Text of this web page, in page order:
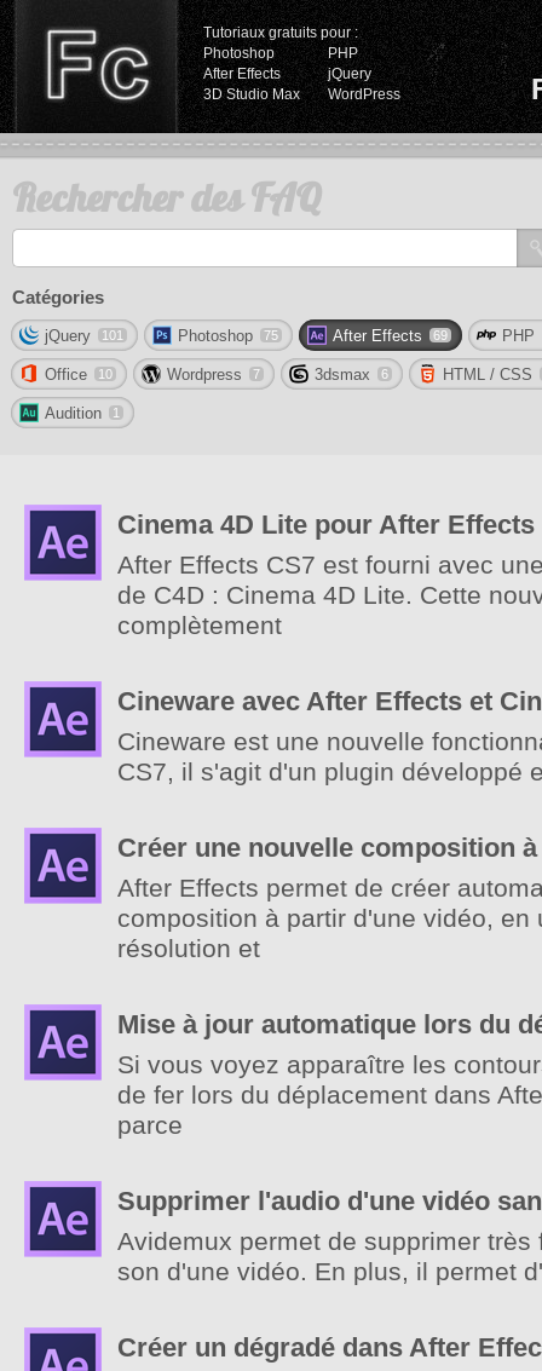
Tutoriaux gratuits pour :
Photoshop
PHP
After Effects
jQuery
3D Studio Max
WordPress
Rechercher des FAQ
Catégories
jQuery 101 Photoshop 75 After Effects 69 PHP
Office 10 Wordpress 7 3dsmax 6 HTML / CSS
Audition 1
Cinema 4D Lite pour After Effects
After Effects CS7 est fourni avec
de C4D : Cinema 4D Lite. Cette
complètement
Cineware avec After Effects et
Cineware est une nouvelle
CS7, il s'agit d'un plugin développé
Créer une nouvelle composition
After Effects permet de créer
composition à partir d'une vidéo, en
résolution et
Mise à jour automatique lors du
Si vous voyez apparaître les
de fer lors du déplacement dans
parce
Supprimer l'audio d'une vidéo
Avidemux permet de supprimer
son d'une vidéo. En plus, il permet
Créer un dégradé dans After